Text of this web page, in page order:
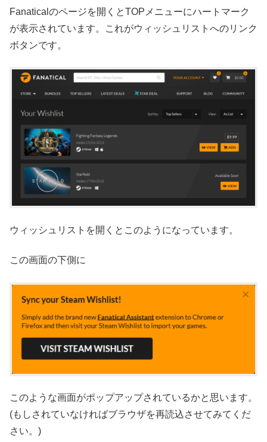
Fanaticalのページを開くとTOPメニューにハートマーク
が表示されています。これがウィッシュリストへのリンク
ボタンです。
ウィッシュリストを開くとこのようになっています。
この画面の下側に
このような画面がポップアップされているかと思います。
(もしされていなければブラウザを再読込させてみてくだ
さい。)